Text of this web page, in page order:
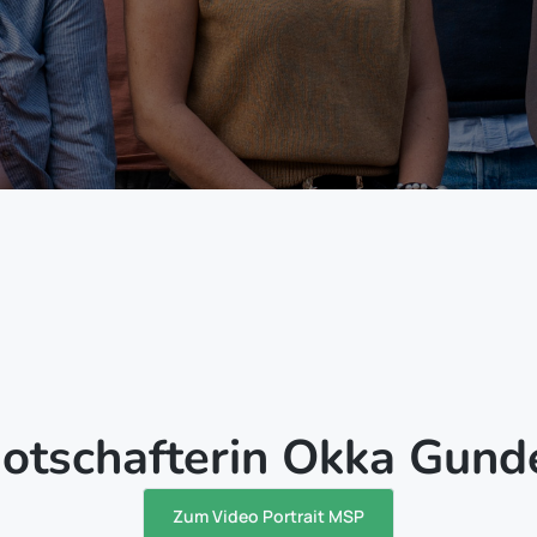
Okka
Zum Video Portrait MSP